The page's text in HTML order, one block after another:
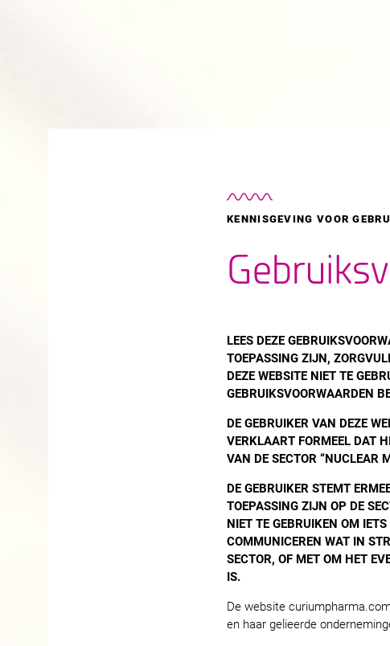
KENNISGEVING VOOR
LEES DEZE
TOEPASSING ZIJN,
DEZE WEBSITE NIET TE
GEBRUIKSVOORWAARDEN
DE GEBRUIKER VAN DEZE
VERKLAART FORMEEL DAT
VAN DE SECTOR “NUCLEAR
DE GEBRUIKER STEMT
TOEPASSING ZIJN OP DE
NIET TE GEBRUIKEN OM
COMMUNICEREN WAT IN
SECTOR, OF MET OM HET
IS.
De website
en haar gelieerde